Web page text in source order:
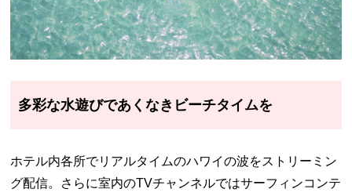
多彩な水遊びであくなきビーチタイムを
ホテル内各所でリアルタイムのハワイの波をストリーミン
グ配信。さらに室内のTVチャンネルではサーフィンコンテ